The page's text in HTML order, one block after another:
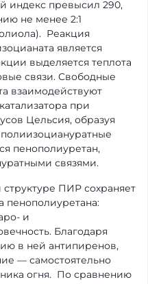
индекс превысил 290,
не менее 2:1
Реакция
является
выделяется теплота
связи. Cвободные
взаимодействуют
при
Цельсия, образуя
пенополиуретан,
связями.
ПИР сохраняет
пенополиуретана:
и
Благодаря
в ней антипиренов,
— самостоятельно
огня. По сравнению